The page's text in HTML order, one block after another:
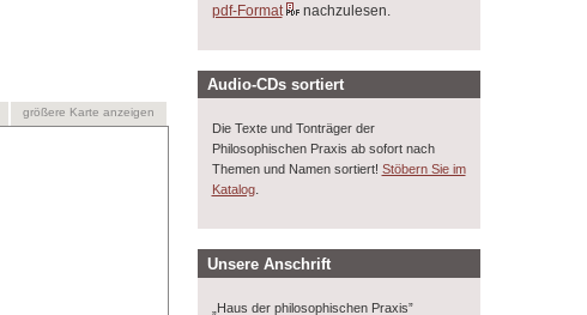
größere Karte anzeigen
pdf-Format
nachzulesen.
Audio-CDs sortiert
Die Texte und Tonträger der
Philosophischen Praxis ab sofort nach
Themen und Namen sortiert! Stöbern Sie im
Katalog.
Unsere Anschrift
„Haus der philosophischen Praxis”